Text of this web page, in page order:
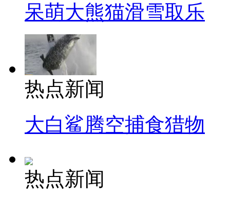
呆萌大熊猫滑雪取乐
热点新闻
大白鲨腾空捕食猎物
热点新闻